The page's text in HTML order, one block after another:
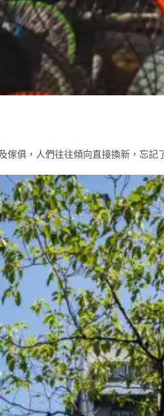
俱，人們往往傾向直接換新，忘